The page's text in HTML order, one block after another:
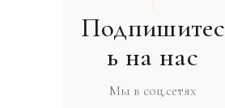
Подпишитес
ь на нас
Мы в соц.сетях